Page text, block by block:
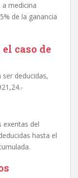
a medicina
de la ganancia
caso de
deducidas,
exentas del
hasta el